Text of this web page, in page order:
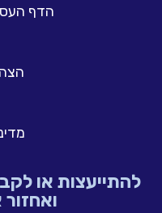
הדף
להתייעצות או